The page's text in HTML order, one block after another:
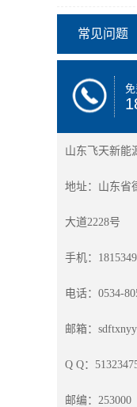
常见问题
山东飞天新能
地址：山东省
大道2228号
手机：
电话：0534-
邮箱：
Q Q：
邮编：253000